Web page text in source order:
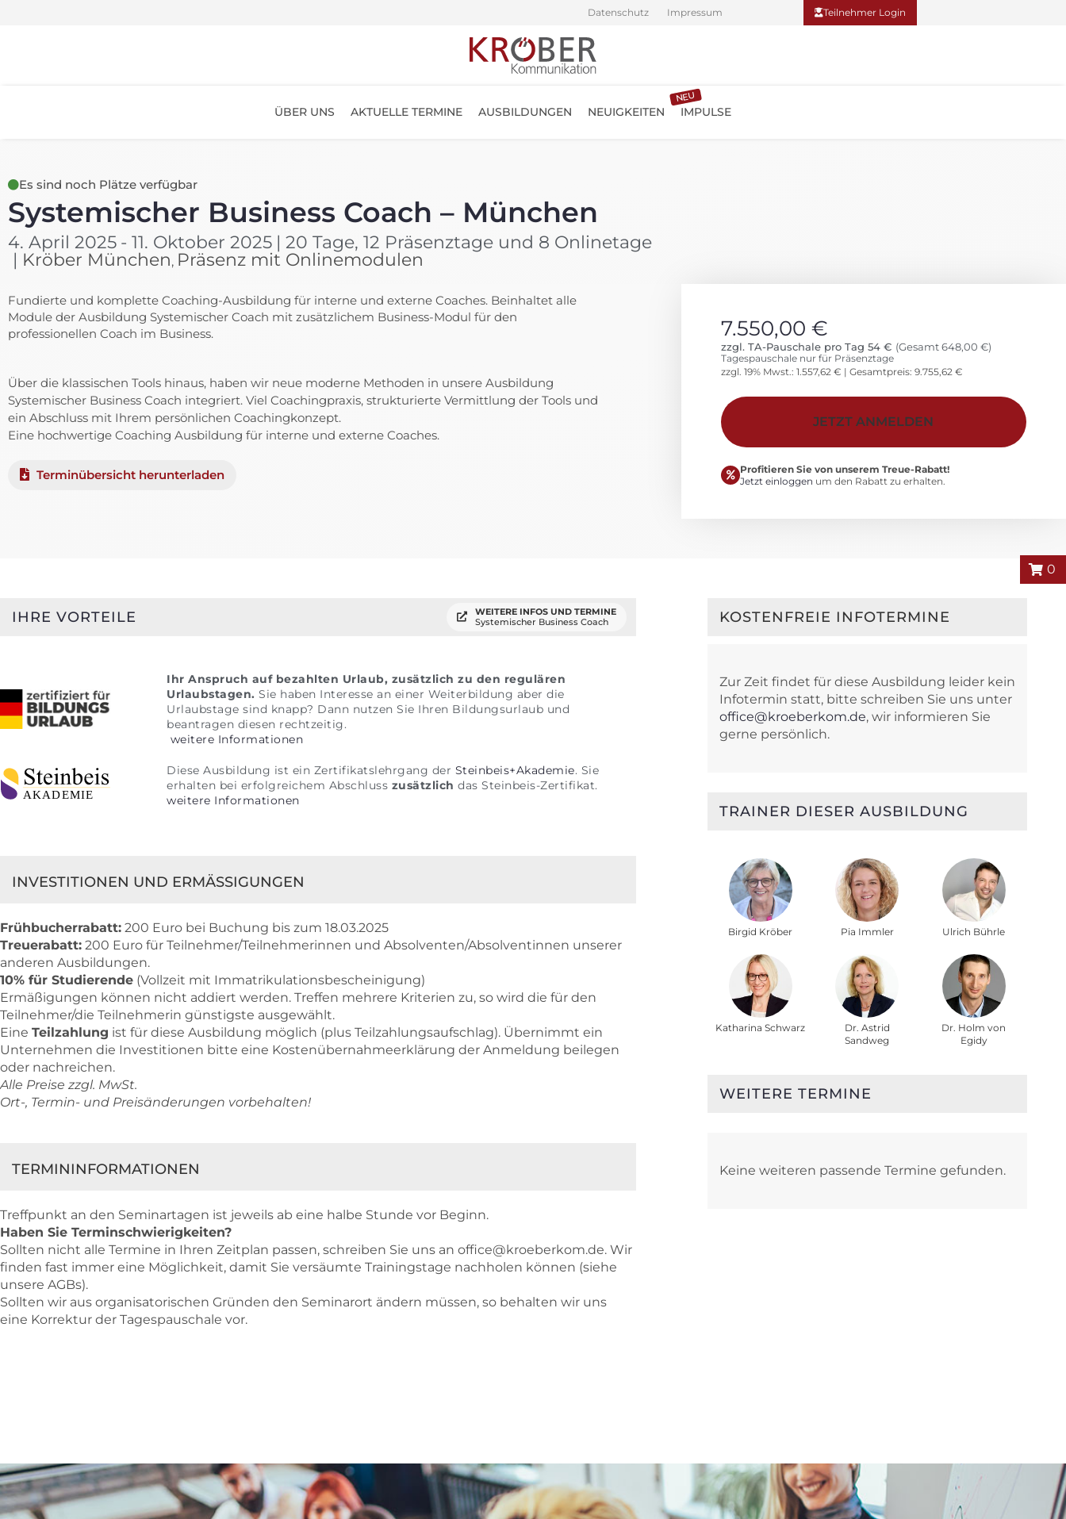
Datenschutz Impressum Teilnehmer Login
ÜBER UNS AKTUELLE TERMINE AUSBILDUNGEN NEUIGKEITEN IMPULSE
NEU
0
Es sind noch Plätze verfügbar
Systemischer Business Coach – München
4. April 2025 - 11. Oktober 2025 | 20 Tage, 12 Präsenztage und 8 Onlinetage
| Kröber München, Präsenz mit Onlinemodulen
Fundierte und komplette Coaching-Ausbildung für interne und externe Coaches. Beinhaltet alle
Module der Ausbildung Systemischer Coach mit zusätzlichem Business-Modul für den
professionellen Coach im Business.
Über die klassischen Tools hinaus, haben wir neue moderne Methoden in unsere Ausbildung
Systemischer Business Coach integriert. Viel Coachingpraxis, strukturierte Vermittlung der Tools und
ein Abschluss mit Ihrem persönlichen Coachingkonzept.
Eine hochwertige Coaching Ausbildung für interne und externe Coaches.
Terminübersicht herunterladen
7.550,00€
zzgl. TA-Pauschale pro Tag 54 € (Gesamt 648,00 €)
Tagespauschale nur für Präsenztage
zzgl. 19% Mwst.:1.557,62€ | Gesamtpreis:9.755,62€
JETZT ANMELDEN
Profitieren Sie von unserem Treue-Rabatt!
Jetzt einloggen um den Rabatt zu erhalten.
IHRE VORTEILE
WEITERE INFOS UND TERMINE
Systemischer Business Coach
Ihr Anspruch auf bezahlten Urlaub, zusätzlich zu den regulären
Urlaubstagen.Sie haben Interesse an einer Weiterbildung aber die
Urlaubstage sind knapp? Dann nutzen Sie Ihren Bildungsurlaub und
beantragen diesen rechtzeitig.
weitere Informationen
Diese Ausbildung ist ein Zertifikatslehrgang der Steinbeis+Akademie. Sie
erhalten bei erfolgreichem Abschluss zusätzlich das Steinbeis-Zertifikat.
weitere Informationen
INVESTITIONEN UND ERMÄSSIGUNGEN
Frühbucherrabatt: 200 Euro bei Buchung bis zum 18.03.2025
Treuerabatt: 200 Euro für Teilnehmer/Teilnehmerinnen und Absolventen/Absolventinnen unserer
anderen Ausbildungen.
10% für Studierende (Vollzeit mit Immatrikulationsbescheinigung)
Ermäßigungen können nicht addiert werden. Treffen mehrere Kriterien zu, so wird die für den
Teilnehmer/die Teilnehmerin günstigste ausgewählt.
Eine Teilzahlung ist für diese Ausbildung möglich (plus Teilzahlungsaufschlag). Übernimmt ein
Unternehmen die Investitionen bitte eine Kostenübernahmeerklärung der Anmeldung beilegen
oder nachreichen.
Alle Preise zzgl. MwSt.
Ort-, Termin- und Preisänderungen vorbehalten!
TERMININFORMATIONEN
Treffpunkt an den Seminartagen ist jeweils ab eine halbe Stunde vor Beginn.
Haben Sie Terminschwierigkeiten?
Sollten nicht alle Termine in Ihren Zeitplan passen, schreiben Sie uns an office@kroeberkom.de. Wir
finden fast immer eine Möglichkeit, damit Sie versäumte Trainingstage nachholen können (siehe
unsere AGBs).
Sollten wir aus organisatorischen Gründen den Seminarort ändern müssen, so behalten wir uns
eine Korrektur der Tagespauschale vor.
KOSTENFREIE INFOTERMINE
Zur Zeit findet für diese Ausbildung leider kein
Infotermin statt, bitte schreiben Sie uns unter
office@kroeberkom.de, wir informieren Sie
gerne persönlich.
TRAINER DIESER AUSBILDUNG
Birgid Kröber Pia Immler Ulrich Bührle
Katharina Schwarz
Dr. Astrid
Sandweg
Dr. Holm von
Egidy
WEITERE TERMINE
Keine weiteren passende Termine gefunden.